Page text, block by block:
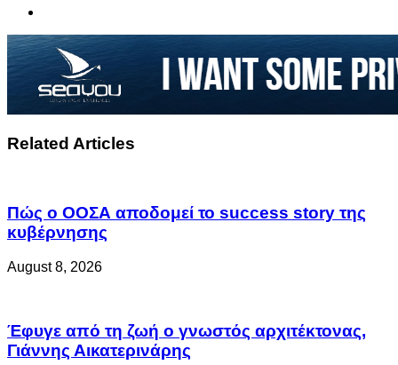
Related Articles
Πώς ο ΟΟΣΑ αποδομεί το success story της
κυβέρνησης
August 8, 2026
Έφυγε από τη ζωή ο γνωστός αρχιτέκτονας,
Γιάννης Αικατερινάρης